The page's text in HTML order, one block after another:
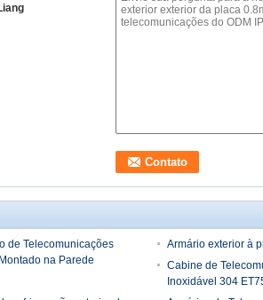
de Telecomunicações
na Parede
Armário exterior à
Cabine de
Inoxidável 304